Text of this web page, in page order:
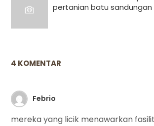
pertanian batu sandungan
4 KOMENTAR
Febrio
mereka yang licik menawarkan